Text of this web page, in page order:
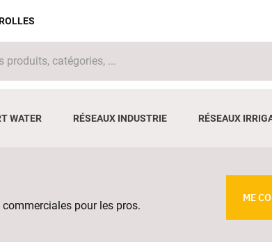
WATER RÉSEAUX INDUSTRIE RÉSEAUX
pour les pros.
ME